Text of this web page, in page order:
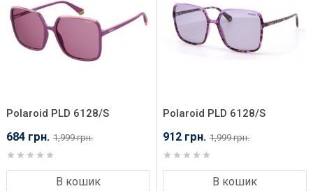
Polaroid PLD 6128/S
A30590F
684 грн. 1,999 грн.
В кошик
Polaroid PLD 6128/S
AY059KL
912 грн. 1,999 грн.
В кошик